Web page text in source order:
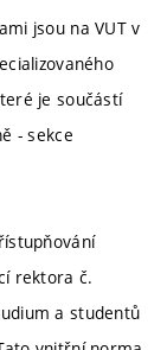
jsou na VUT v
je součástí
- sekce
rektora č.
a studentů